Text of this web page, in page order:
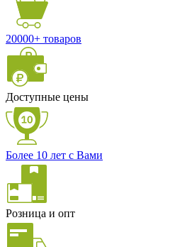
20000+ товаров
Доступные цены
Более 10 лет с Вами
Розница и опт